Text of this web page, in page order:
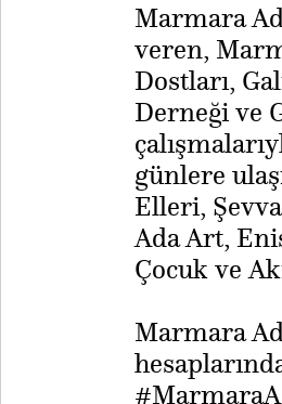
Marmara
veren,
Dostları,
Derneği ve
günlere
Elleri,
Ada Art,
Çocuk ve
Marmara